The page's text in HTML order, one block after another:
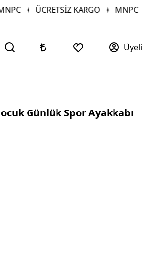
ÜCRETSİZ KARGO MNPC
Günlük Spor Ayakkabı